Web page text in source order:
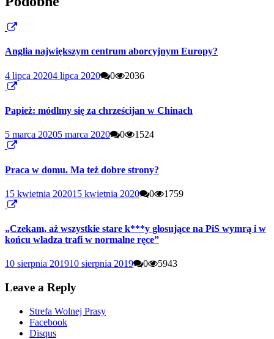
Anglia największym centrum aborcyjnym Europy?
4 lipca 20204 lipca 2020 0 2036
Papież: módlmy się za chrześcijan w Chinach
5 marca 20205 marca 2020 0 1524
Praca w domu. Ma też dobre strony?
15 kwietnia 202015 kwietnia 2020 0 1759
„Czekam, aż wszystkie stare k***y głosujące na PiS wymrą i w
końcu władza trafi w normalne ręce”
10 sierpnia 201910 sierpnia 2019 0 5943
Leave a Reply
Strefa Wolnej Prasy
Facebook
Disqus